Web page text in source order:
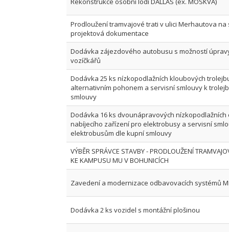
Prodloužení tramvajové trati v ulici Merhautova na
projektová dokumentace
Dodávka zájezdového autobusu s možností
vozíčkářů
Dodávka 25 ks nízkopodlažních kloubových
alternativním pohonem a servisní smlouvy k
smlouvy
Dodávka 16 ks dvounápravových
nabíjecího zařízení pro elektrobusy a servisní
elektrobusům dle kupní smlouvy
VÝBĚR SPRÁVCE STAVBY - PRODLOUŽENÍ
KE KAMPUSU MU V BOHUNICÍCH
Zavedení a modernizace odbavovacích systémů
Dodávka 2 ks vozidel s montážní plošinou